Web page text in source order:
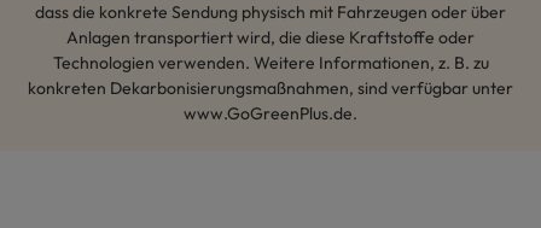
dass die konkrete Sendung physisch mit Fahrzeugen oder über
Anlagen transportiert wird, die diese Kraftstoffe oder
Technologien verwenden. Weitere Informationen, z. B. zu
konkreten Dekarbonisierungsmaßnahmen, sind verfügbar unter
www.GoGreenPlus.de.